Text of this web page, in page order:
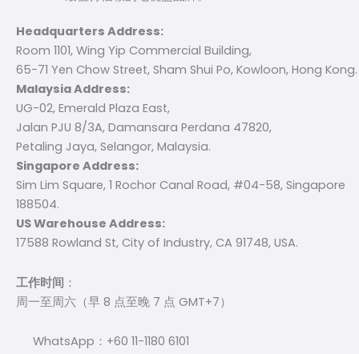
Headquarters Address:
Room 1101, Wing Yip Commercial Building,
65-71 Yen Chow Street, Sham Shui Po, Kowloon, Hong Kong.
Malaysia Address:
UG-02, Emerald Plaza East,
Jalan PJU 8/3A, Damansara Perdana 47820,
Petaling Jaya, Selangor, Malaysia.
Singapore Address:
Sim Lim Square, 1 Rochor Canal Road, #04-58, Singapore
188504.
US Warehouse Address:
17588 Rowland St, City of Industry, CA 91748, USA.
工作时间 ：
周一至周六（早 8 点至晚 7 点 GMT+7）
WhatsApp：+60 11-1180 6101